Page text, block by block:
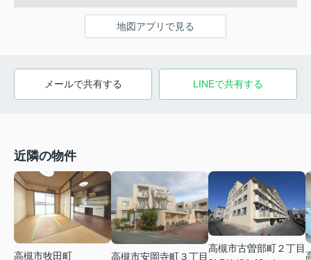
地図アプリで見る
メールで共有する LINEで共有する
近隣の物件
高槻市牧田町
高槻市安岡寺町３丁目
高槻市古曽部町２丁目